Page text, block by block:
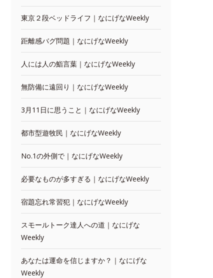
東京２段ベッドライフ｜なにげなWeekly
距離感バグ問題｜なにげなWeekly
人には人の鮨言葉｜なにげなWeekly
無防備に遠回り｜なにげなWeekly
3月11日に思うこと｜なにげなWeekly
都市型遊牧民｜なにげなWeekly
No.1の外側で｜なにげなWeekly
必要なものが多すぎる｜なにげなWeekly
宿題忘れ常習犯｜なにげなWeekly
スモールトーク達人への道｜なにげな
Weekly
あなたは運命を信じますか？｜なにげな
Weekly